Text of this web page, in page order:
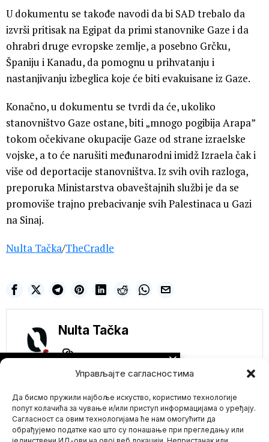
Управљајте сагласностима
Да бисмо пружили најбоље искуство, користимо технологије
попут колачића за чување и/или приступ информацијама о уређају.
Сагласност са овим технологијама ће нам омогућити да
обрађујемо податке као што су понашање при прегледању или
U dokumentu se takođe navodi da bi SAD trebalo da
izvrši pritisak na Egipat da primi stanovnike Gaze i da
ohrabri druge evropske zemlje, a posebno Grčku,
Španiju i Kanadu, da pomognu u prihvatanju i
nastanjivanju izbeglica koje će biti evakuisane iz Gaze.
Konačno, u dokumentu se tvrdi da će, ukoliko
stanovništvo Gaze ostane, biti „mnogo pogibija Arapa”
tokom očekivane okupacije Gaze od strane izraelske
vojske, a to će narušiti međunarodni imidž Izraela čak i
više od deportacije stanovništva. Iz svih ovih razloga,
preporuka Ministarstva obaveštajnih službi je da se
promoviše trajno prebacivanje svih Palestinaca u Gazi
na Sinaj.
Nulta Tačka/TheCradle
Nulta Tačka
NE PROPUSTITE
Hrvatski ugostitelji
Orbanove izjave da je
Mađarskoj oduzeto
hrvatsko primorje
Mađarski premijer Viktor
Orban napravio je pravu